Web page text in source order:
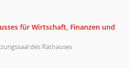
für Wirtschaft, Finanzen und
des Rathauses